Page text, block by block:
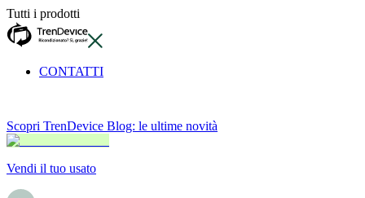
Tutti i prodotti
CONTATTI
Scopri TrenDevice Blog: le ultime novità
Vendi il tuo usato